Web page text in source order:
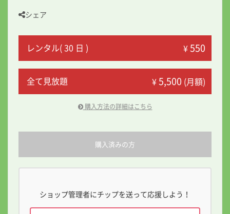
シェア
レンタル( 30 日 ) ¥550
全て見放題 ¥5,500 (月額)
購入方法の詳細はこちら
購入済みの方
ショップ管理者にチップを送って応援しよう！